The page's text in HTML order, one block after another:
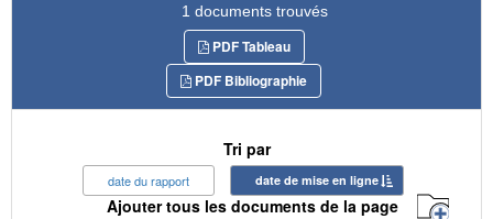
1 documents trouvés
PDF Tableau
PDF Bibliographie
Tri par
date du rapport date de mise en ligne
Ajouter tous les documents de la page